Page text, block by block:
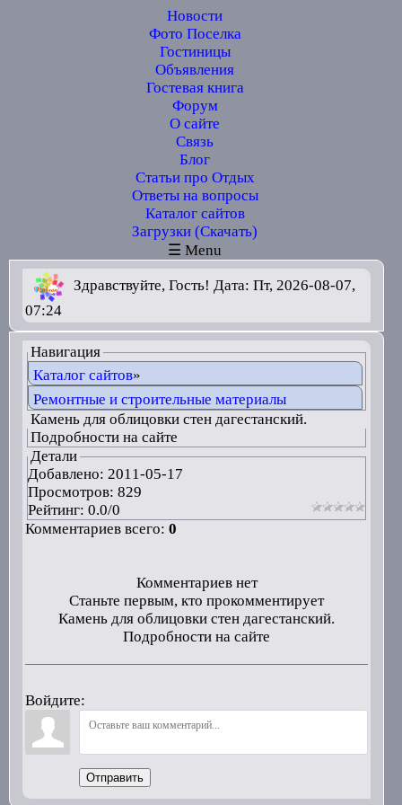
Новости
Фото Поселка
Гостиницы
Объявления
Гостевая книга
Форум
О сайте
Связь
Блог
Статьи про Отдых
Ответы на вопросы
Каталог сайтов
Загрузки (Скачать)
☰ Menu
Здравствуйте, Гость! Дата: Пт, 2026-08-07,
07:24
Навигация
Каталог сайтов»
Ремонтные и строительные материалы
Камень для облицовки стен дагестанский.
Подробности на сайте
Детали
Добавлено: 2011-05-17
Просмотров: 829
Рейтинг: 0.0/0
Комментариев всего: 0
Комментариев нет
Станьте первым, кто прокомментирует
Камень для облицовки стен дагестанский.
Подробности на сайте
Войдите:
Отправить